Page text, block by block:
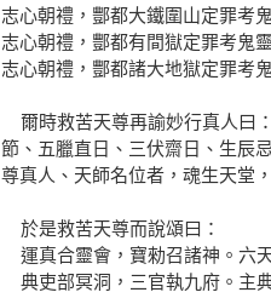
志心朝禮，酆都大鐵圍山定罪考
志心朝禮，酆都有間獄定罪考鬼
志心朝禮，酆都諸大地獄定罪考
爾時救苦天尊再諭妙行真人曰
節、五臘直日、三伏齋日、生辰
尊真人、天師名位者，魂生天堂
於是救苦天尊而說頌曰：
運真合靈會，寶勑召諸神。六
典吏部冥洞，三官執九府。主